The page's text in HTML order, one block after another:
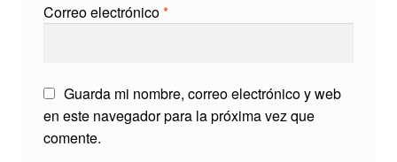
Correo electrónico*
Guarda mi nombre, correo electrónico y web
en este navegador para la próxima vez que
comente.